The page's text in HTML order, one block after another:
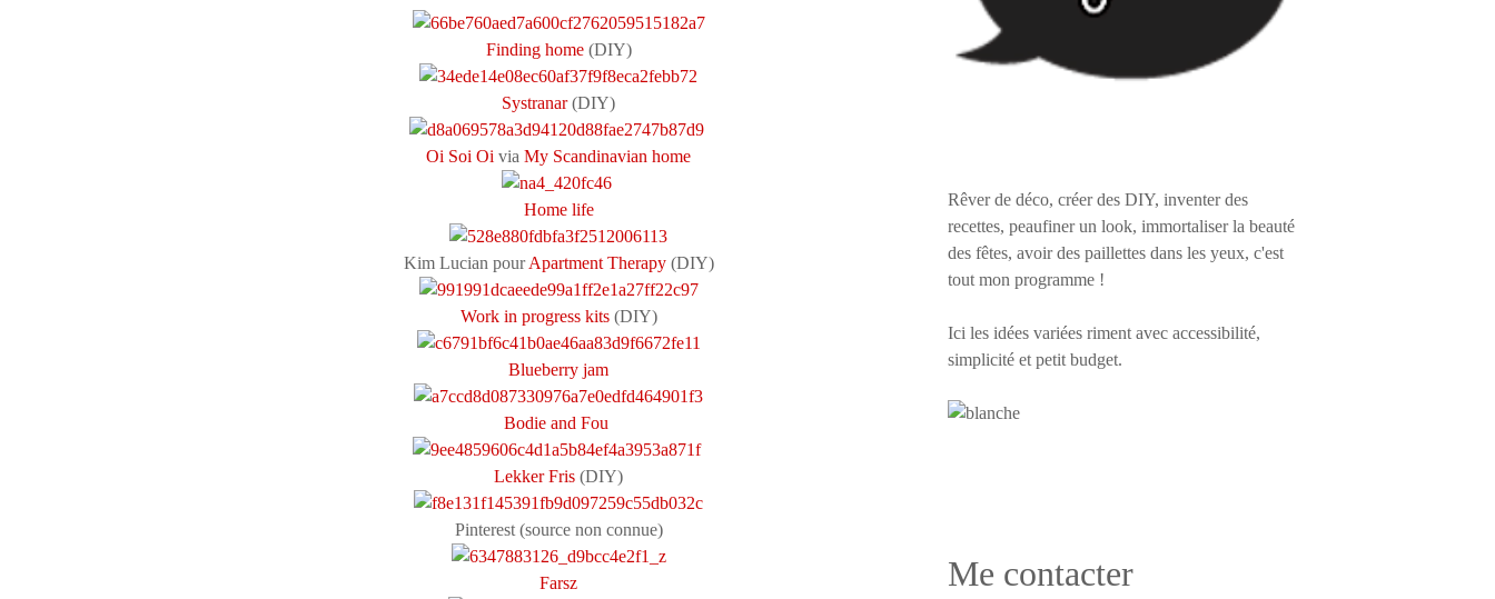
Finding home(DIY)
Systranar(DIY)
Oi Soi Oi via My Scandinavian home
Home life
Kim Lucian pourApartment Therapy(DIY)
Work in progress kits(DIY)
Blueberry jam
Bodie and Fou
Lekker Fris (DIY)
Pinterest (source non connue)
Farsz
Rêver de déco, créer des DIY, inventer des
recettes, peaufiner un look, immortaliser la beauté
des fêtes, avoir des paillettes dans les yeux, c'est
tout mon programme !
Ici les idées variées riment avec accessibilité,
simplicité et petit budget.
Me contacter